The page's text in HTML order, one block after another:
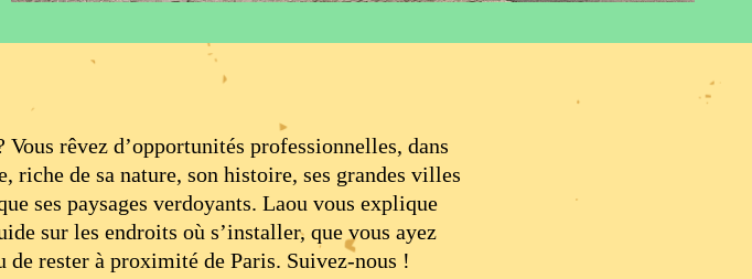
Vous rêvez d’opportunités professionnelles, dans
riche de sa nature, son histoire, ses grandes villes
ses paysages verdoyants. Laou vous explique
sur les endroits où s’installer, que vous ayez
de rester à proximité de Paris. Suivez-nous !